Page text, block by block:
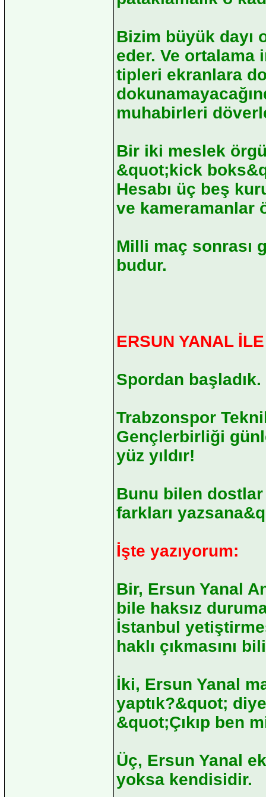
Bizim büyük dayı
eder. Ve ortalama
tipleri ekranlara
muhabirleri
Bir iki meslek
&quot;kick
Hesabı üç beş
ve kameramanlar
Milli maç sonrası
budur.
ERSUN YANAL
Spordan
Trabzonspor
Gençlerbirliği
yüz yıldır!
Bunu bilen dostlar
farkları
İşte yazıyorum:
Bir, Ersun Yanal
bile haksız
İstanbul
haklı çıkmasını
İki, Ersun Yanal
yaptık?&quot;
&quot;Çıkıp ben
Üç, Ersun Yanal
yoksa kendisidir.